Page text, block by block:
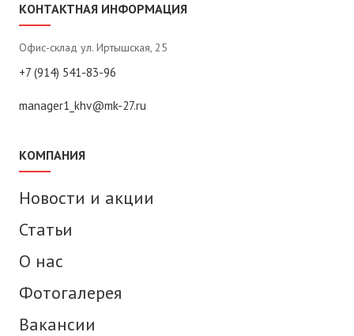
КОНТАКТНАЯ ИНФОРМАЦИЯ
Офис-склад ул. Иртышская, 25
+7 (914) 541-83-96
manager1_khv@mk-27.ru
КОМПАНИЯ
Новости и акции
Статьи
О нас
Фотогалерея
Вакансии